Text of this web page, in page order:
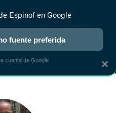
NUEVO
ANIME RANKINGS CINE ×
Espinof en Google
fuente preferida
cuenta de Google